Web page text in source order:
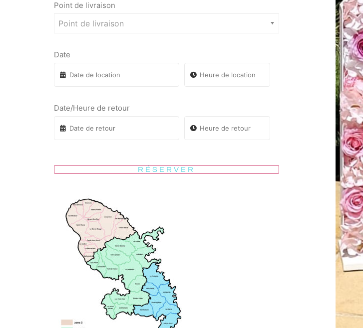
Point de livraison
Point de livraison
Date
Date/Heure de retour
RÉSERVER